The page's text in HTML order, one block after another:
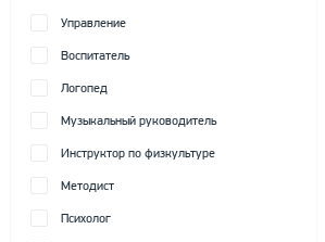
Управление
Воспитатель
Логопед
Музыкальный руководитель
Инструктор по физкультуре
Методист
Психолог